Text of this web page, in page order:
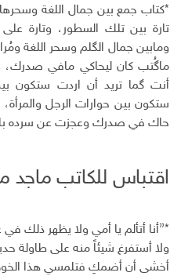
*كتاب جمع بين جمال اللغة
تارة بين تلك السطور، وتارة على
ومابين جمال الگلم وسحر اللغة
ماگُتب كان ليحاكي مافي صدرك،
أنت گما تريد أن اردت ستكون
ستكون بين حوارات الرجل
حاك في صدرك وعجزت عن سرده
اقتباس للكاتب ماجد
*”أنا أتألم يا أمي ولا يظهر ذلك
ولا أستفرغ شيئاً منه على طاولة
أخشى أن أضمكِ فتلمسي هذا